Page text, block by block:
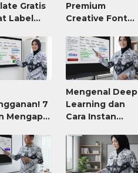
Gratis
Label
Word
Premium
Creative Font
7
Mengapa
untuk
It (Bayar
Mengenal Deep
Learning dan
Cara Instan
atau Modul Ajar